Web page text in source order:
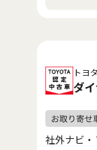
トヨタ
ダ
社外ナビ